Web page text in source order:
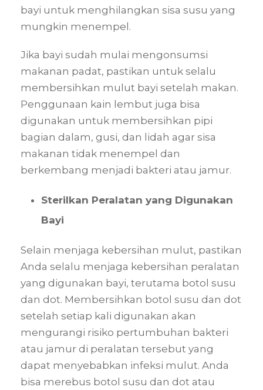
bayi untuk menghilangkan sisa susu yang
mungkin menempel.
Jika bayi sudah mulai mengonsumsi
makanan padat, pastikan untuk selalu
membersihkan mulut bayi setelah makan.
Penggunaan kain lembut juga bisa
digunakan untuk membersihkan pipi
bagian dalam, gusi, dan lidah agar sisa
makanan tidak menempel dan
berkembang menjadi bakteri atau jamur.
Sterilkan Peralatan yang Digunakan
Bayi
Selain menjaga kebersihan mulut, pastikan
Anda selalu menjaga kebersihan peralatan
yang digunakan bayi, terutama botol susu
dan dot. Membersihkan botol susu dan dot
setelah setiap kali digunakan akan
mengurangi risiko pertumbuhan bakteri
atau jamur di peralatan tersebut yang
dapat menyebabkan infeksi mulut. Anda
bisa merebus botol susu dan dot atau